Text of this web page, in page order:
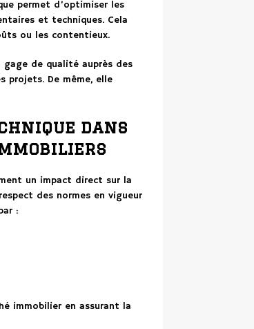
permet d’optimiser les
et techniques. Cela
ou les contentieux.
de qualité auprès des
projets. De même, elle
dans
un impact direct sur la
des normes en vigueur
:
immobilier en assurant la